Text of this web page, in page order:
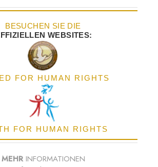
BESUCHEN SIE DIE
WEBSITES:
FOR HUMAN RIGHTS
FOR HUMAN RIGHTS
MEHR INFORMATIONEN